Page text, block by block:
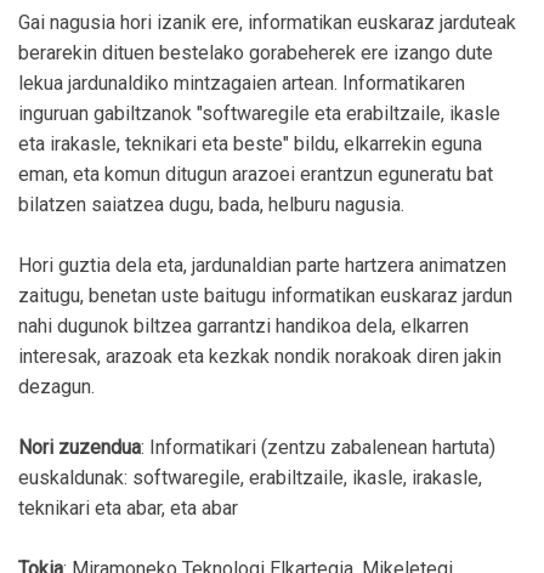
Gai nagusia hori izanik ere, informatikan euskaraz jarduteak
berarekin dituen bestelako gorabeherek ere izango dute
lekua jardunaldiko mintzagaien artean. Informatikaren
inguruan gabiltzanok "softwaregile eta erabiltzaile, ikasle
eta irakasle, teknikari eta beste" bildu, elkarrekin eguna
eman, eta komun ditugun arazoei erantzun eguneratu bat
bilatzen saiatzea dugu, bada, helburu nagusia.
Hori guztia dela eta, jardunaldian parte hartzera animatzen
zaitugu, benetan uste baitugu informatikan euskaraz jardun
nahi dugunok biltzea garrantzi handikoa dela, elkarren
interesak, arazoak eta kezkak nondik norakoak diren jakin
dezagun.
Nori zuzendua: Informatikari (zentzu zabalenean hartuta)
euskaldunak: softwaregile, erabiltzaile, ikasle, irakasle,
teknikari eta abar, eta abar